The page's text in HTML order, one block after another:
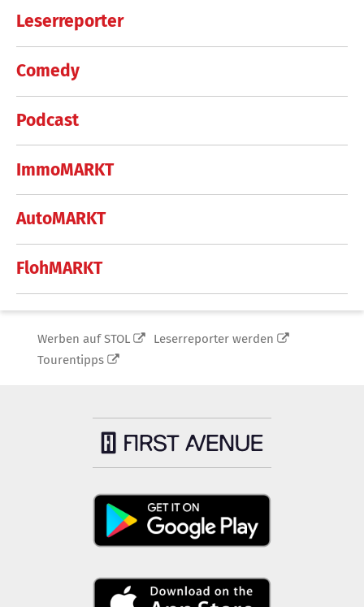
Leserreporter
Comedy
Podcast
ImmoMARKT
AutoMARKT
FlohMARKT
Werben auf STOL
Leserreporter werden
Tourentipps